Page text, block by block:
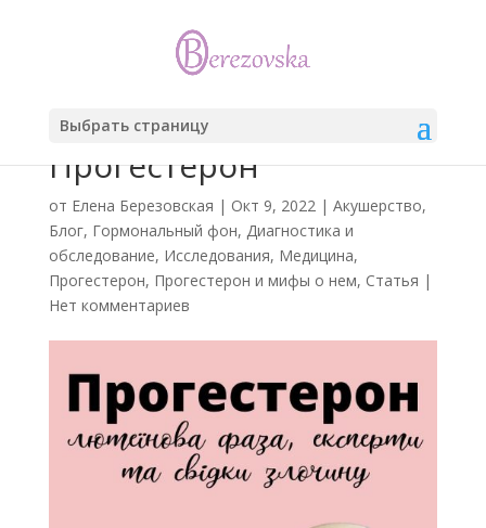
Выбрать страницу
Прогестерон
от Елена Березовская | Окт 9, 2022| Акушерство,
Блог, Гормональный фон, Диагностика и
обследование, Исследования, Медицина,
Прогестерон, Прогестерон и мифы о нем, Статья |
Нет комментариев